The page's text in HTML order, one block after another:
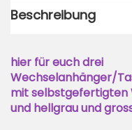
Beschreibung
hier für euch drei
Wechselanhänger/
mit selbstgefertigten
und hellgrau und